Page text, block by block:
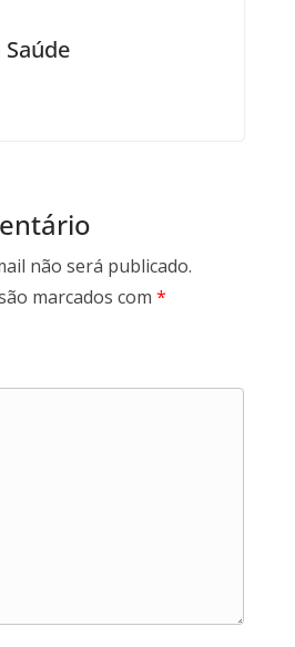
não será publicado.
marcados com *